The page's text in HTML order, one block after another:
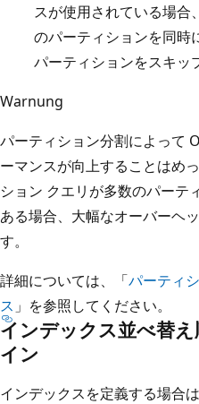
スが使用されている場合
のパーティションを同時
パーティションをスキッ
Warnung
パーティション分割によって
ーマンスが向上することはめ
ション クエリが多数のパーテ
ある場合、大幅なオーバーヘ
す。
詳細については、「パーティ
ス 」を参照してください。
インデックス並べ替
イン
インデックスを定義する場合